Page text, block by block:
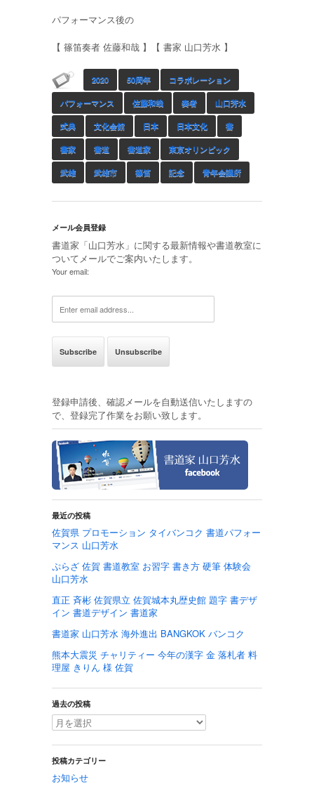
パフォーマンス後の
【 篠笛奏者 佐藤和哉 】【 書家 山口芳水 】
2020 50周年 コラボレーション
パフォーマンス 佐藤和哉 奏者 山口芳水
式典 文化会館 日本 日本文化 書
書家 書道 書道家 東京オリンピック
武雄 武雄市 篠笛 記念 青年会議所
メール会員登録
書道家「山口芳水」に関する最新情報や書道教室に
ついてメールでご案内いたします。
Your email:
登録申請後、確認メールを自動送信いたしますの
で、登録完了作業をお願い致します。
最近の投稿
佐賀県 プロモーション タイバンコク 書道パフォー
マンス 山口芳水
ぷらざ 佐賀 書道教室 お習字 書き方 硬筆 体験会
山口芳水
直正 斉彬 佐賀県立 佐賀城本丸歴史館 題字 書デザ
イン 書道デザイン 書道家
書道家 山口芳水 海外進出 BANGKOK バンコク
熊本大震災 チャリティー 今年の漢字 金 落札者 料
理屋 きりん 様 佐賀
過去の投稿
投稿カテゴリー
お知らせ